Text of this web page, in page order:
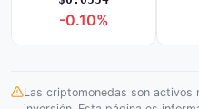
-0.10%
Las criptomonedas son